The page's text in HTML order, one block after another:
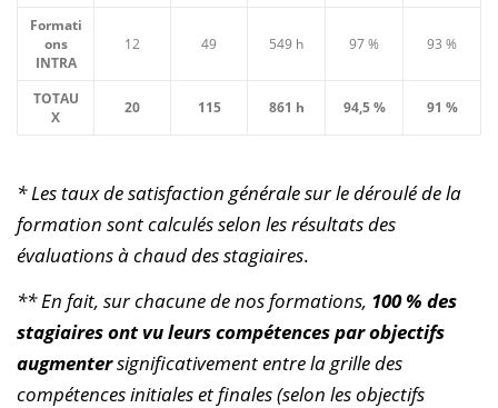
Formati
ons
INTRA
12 49 549 h 97 % 93 %
TOTAU
X
20 115 861 h 94,5 % 91 %
*Les taux de satisfaction générale sur le déroulé de la
formation sont calculés selon les résultats des
évaluations à chaud des stagiaires.
** En fait, sur chacune de nos formations, 100 % des
stagiaires ont vu leurs compétences par objectifs
augmentersignificativement entre la grille des
compétences initiales et finales (selon les objectifs